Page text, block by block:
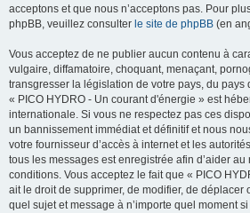
acceptons et que nous n’acceptons pas. Pour
phpBB, veuillez consulter le site de phpBB (en
Vous acceptez de ne publier aucun contenu à
vulgaire, diffamatoire, choquant, menaçant,
transgresser la législation de votre pays, du pays
« PICO HYDRO - Un courant d'énergie » est
internationale. Si vous ne respectez pas ces
un bannissement immédiat et définitif et nous
votre fournisseur d’accès à internet et les
tous les messages est enregistrée afin d’aider
conditions. Vous acceptez le fait que « PICO
ait le droit de supprimer, de modifier, de déplacer
quel sujet et message à n’importe quel moment